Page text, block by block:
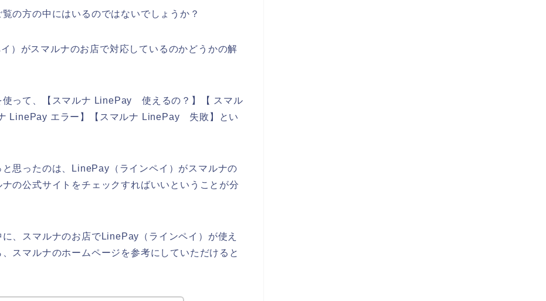
の方の中にはいるのではないでしょうか？
）がスマルナのお店で対応しているのかどうかの解
使って、【スマルナ LinePay 使えるの？】【 スマル
LinePay エラー】【スマルナ LinePay 失敗】とい
思ったのは、LinePay（ラインペイ）がスマルナの
の公式サイトをチェックすればいいということが分
、スマルナのお店でLinePay（ラインペイ）が使え
スマルナのホームページを参考にしていただけると